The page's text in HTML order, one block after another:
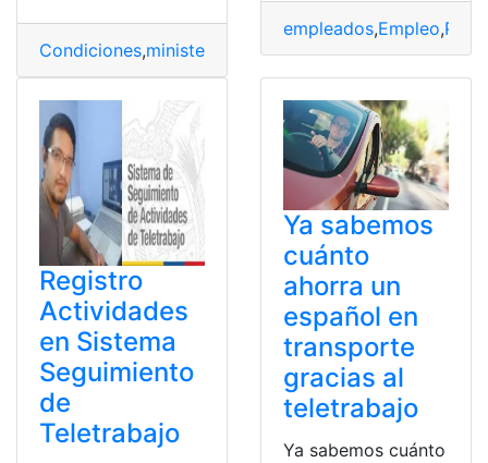
Condiciones,ministerio Ministerio de trabajo,
empleados,Empleo,Perú
Registro
Actividades
en Sistema
Seguimiento
de
Teletrabajo
Ya sabemos
cuánto
ahorra un
español en
transporte
gracias al
teletrabajo
Ya sabemos cuánto